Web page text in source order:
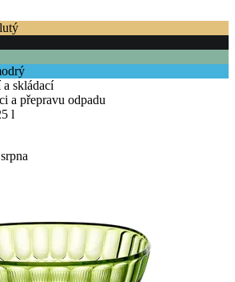
skládací
a přepravu odpadu
l